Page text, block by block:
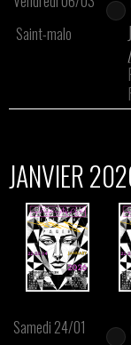
Saint-malo
JANVIER
Samedi 24/01